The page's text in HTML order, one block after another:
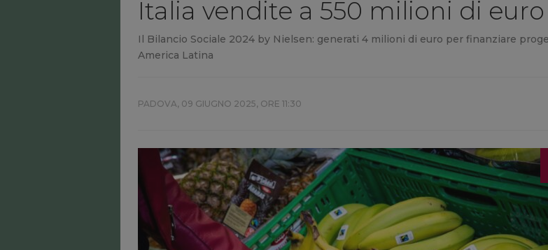
Italia vendite a 550 milioni di euro
Il Bilancio Sociale 2024 by Nielsen: generati 4 milioni di euro per finanziare
America Latina
PADOVA, 09 GIUGNO 2025, ORE 11:30